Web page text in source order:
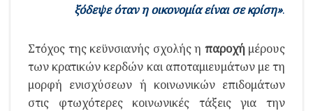
ξόδεψε όταν η οικονομία είναι σε κρίση».
Στόχος της κεϋνσιανής σχολής η παροχήμέρους
των κρατικών κερδών και αποταμιευμάτων με τη
μορφή ενισχύσεων ή κοινωνικών επιδομάτων
στις φτωχότερες κοινωνικές τάξεις για την